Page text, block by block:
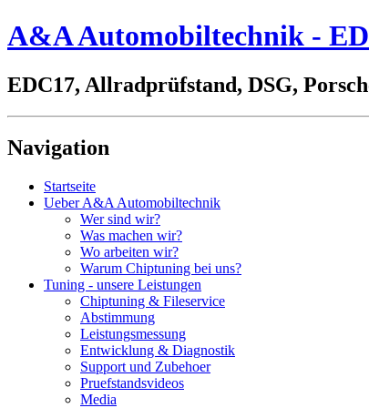
A&A Automobiltechnik -
EDC17, Allradprüfstand, DSG,
Navigation
Startseite
Ueber A&A Automobiltechnik
Wer sind wir?
Was machen wir?
Wo arbeiten wir?
Warum Chiptuning bei uns?
Tuning - unsere Leistungen
Chiptuning & Fileservice
Abstimmung
Leistungsmessung
Entwicklung & Diagnostik
Support und Zubehoer
Pruefstandsvideos
Media